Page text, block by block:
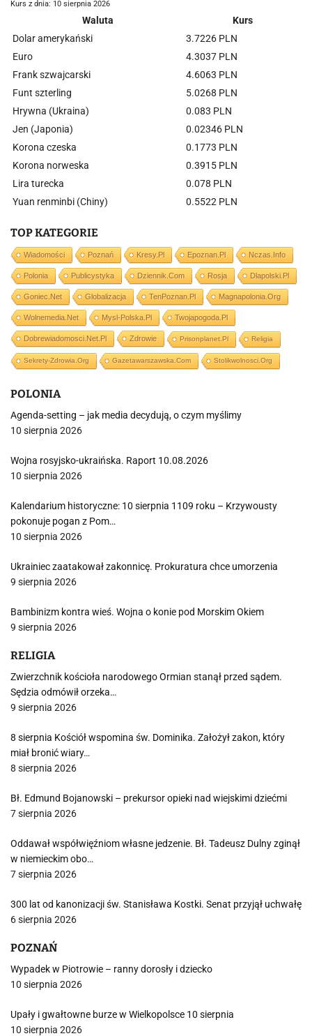
Kurs z dnia: 10 sierpnia 2026
Waluta
Kurs
Dolar amerykański
3.7226 PLN
Euro
4.3037 PLN
Frank szwajcarski
4.6063 PLN
Funt szterling
5.0268 PLN
Hrywna (Ukraina)
0.083 PLN
Jen (Japonia)
0.02346 PLN
Korona czeska
0.1773 PLN
Korona norweska
0.3915 PLN
Lira turecka
0.078 PLN
Yuan renminbi (Chiny)
0.5522 PLN
TOP KATEGORIE
Wiadomości Poznań Kresy.pl Epoznan.pl Nczas.info
Polonia Publicystyka Dziennik.com Rosja Dlapolski.pl
Goniec.net Globalizacja TenPoznan.pl Magnapolonia.org
Wolnemedia.net Mysl-Polska.pl Twojapogoda.pl
Dobrewiadomosci.net.pl Zdrowie Prisonplanet.pl Religia
Sekrety-Zdrowia.org Gazetawarszawska.com Stolikwolnosci.org
POLONIA
Agenda-setting – jak media decydują, o czym myślimy
10 sierpnia 2026
Wojna rosyjsko-ukraińska. Raport 10.08.2026
10 sierpnia 2026
Kalendarium historyczne: 10 sierpnia 1109 roku – Krzywousty
pokonuje pogan z Pom…
10 sierpnia 2026
Ukrainiec zaatakował zakonnicę. Prokuratura chce umorzenia
9 sierpnia 2026
Bambinizm kontra wieś. Wojna o konie pod Morskim Okiem
9 sierpnia 2026
RELIGIA
Zwierzchnik kościoła narodowego Ormian stanął przed sądem.
Sędzia odmówił orzeka…
9 sierpnia 2026
8 sierpnia Kościół wspomina św. Dominika. Założył zakon, który
miał bronić wiary…
8 sierpnia 2026
Bł. Edmund Bojanowski – prekursor opieki nad wiejskimi dziećmi
7 sierpnia 2026
Oddawał współwięźniom własne jedzenie. Bł. Tadeusz Dulny zginął
w niemieckim obo…
7 sierpnia 2026
300 lat od kanonizacji św. Stanisława Kostki. Senat przyjął uchwałę
6 sierpnia 2026
POZNAŃ
Wypadek w Piotrowie – ranny dorosły i dziecko
10 sierpnia 2026
Upały i gwałtowne burze w Wielkopolsce 10 sierpnia
10 sierpnia 2026